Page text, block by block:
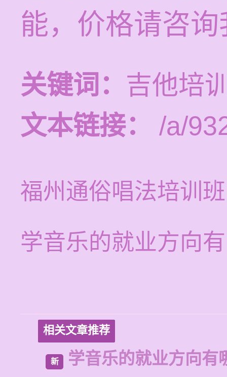
能，价格请咨
关键词： 吉他培
文本链接：
/a/
福州通俗唱法培训
学音乐的就业方向
相关文章推荐
新 学音乐的就业方向有